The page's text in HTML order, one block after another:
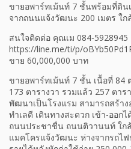
ขายอพาร์ทเม้นท์ 7 ชั้นพร้อมที่ดิน
จากถนนแจ้งวัฒนะ 200 เมตร ใก
สนใจติดต่อ คุณเม 084-
https://line.me/ti/p/
ขาย 60,000,000 บาท
ขายอพาร์ทเม้นท์ 7 ชั้น เนื้อที่ 84
173 ตารางวา รวมแล้ว 257 ตาร
พัฒนาเป็นโรงแรม สามารถสร้า
ทำเลดี เดินทางสะดวก เข้า-ออก
ถนนประชาชื่น ถนนติวานนท์ ใก
แมคโครแจ้งวัฒนะ ห่างจากรถไฟ